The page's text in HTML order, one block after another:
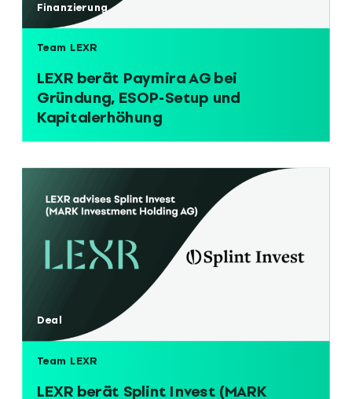
Finanzierung
Team LEXR
LEXR berät Paymira AG bei
Gründung, ESOP-Setup und
Kapitalerhöhung
Deal
Team LEXR
LEXR berät Splint Invest (MARK